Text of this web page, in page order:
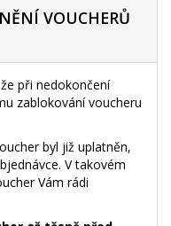
VOUCHERŮ
při nedokončení
zablokování voucheru
byl již uplatněn,
V takovém
Vám rádi